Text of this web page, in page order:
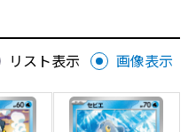
リスト表示 画像表示